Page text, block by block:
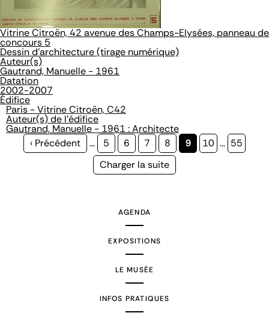
Vitrine Citroën, 42 avenue des Champs-Elysées, panneau de
concours 5
Dessin d'architecture (tirage numérique)
Auteur(s)
Gautrand, Manuelle - 1961
Datation
2002-2007
Édifice
Paris - Vitrine Citroën, C42
Auteur(s) de l'édifice
Gautrand, Manuelle - 1961 : Architecte
Page
‹ Précédent … Page
5 Page
6 Page
7 Page
8
Page
9 Page
10 … Page
55
Page
Charger la suite
AGENDA
EXPOSITIONS
LE MUSÉE
INFOS PRATIQUES